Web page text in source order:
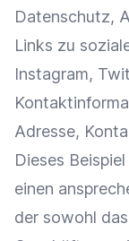
Datenschutz,
Links zu
Instagram,
Adresse,
Dieses
einen
der sowohl